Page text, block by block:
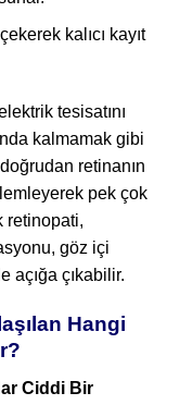
kalıcı kayıt
tesisatını
kalmamak gibi
retinanın
pek çok
retinopati,
göz içi
açığa çıkabilir.
Hangi
Ciddi Bir